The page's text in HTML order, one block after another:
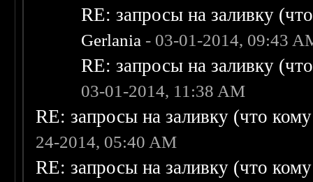
RE: запросы на заливку
Gerlania - 03-01-2014, 09:43
RE: запросы на заливку
03-01-2014, 11:38 AM
RE: запросы на заливку (что
24-2014, 05:40 AM
RE: запросы на заливку (что